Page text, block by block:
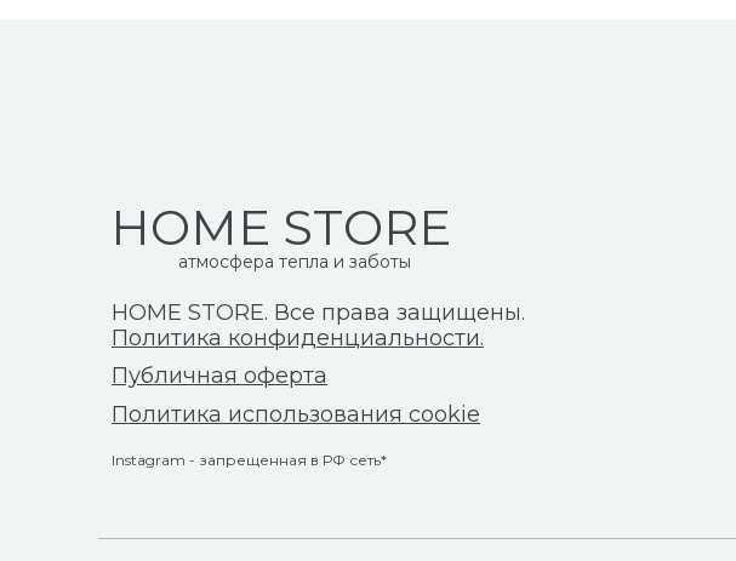
HOME STORE
Политика использования cookie
Публичная оферта
HOME STORE. Все права защищены.
Политика конфиденциальности.
Instagram - запрещенная в РФ сеть*
атмосфера тепла и заботы